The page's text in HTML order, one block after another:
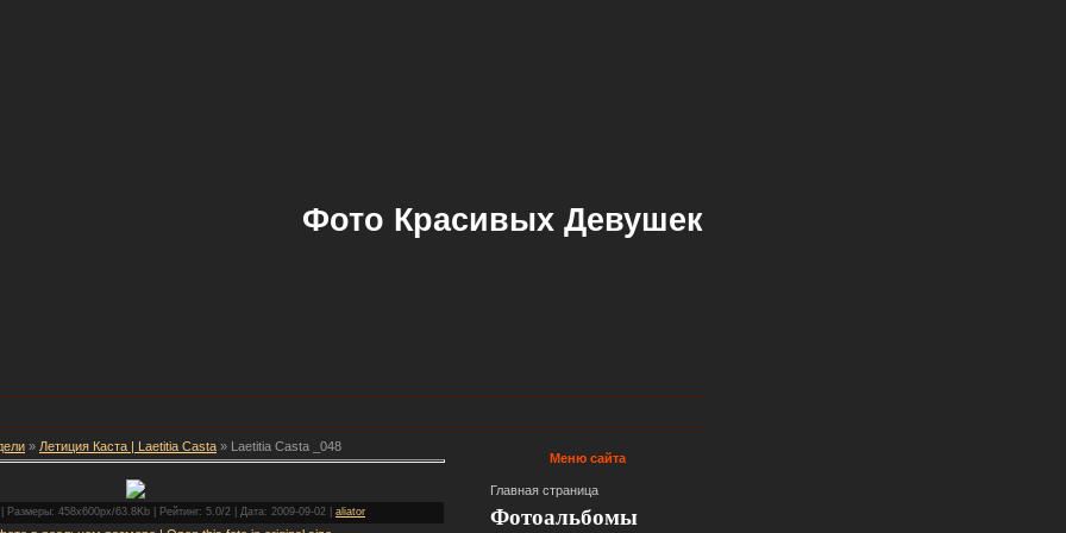
Фото Красивых Девушек
» Летиция Каста | Laetitia Casta » Laetitia Casta _048
Размеры: 458x600px/63.8Kb | Рейтинг: 5.0/2 | Дата: 2009-09-02 | aliator
Меню сайта
Главная страница
Фотоальбомы